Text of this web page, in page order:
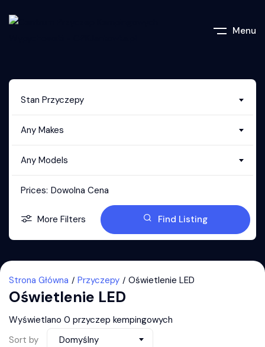
Menu
Stan Przyczepy
Any Makes
Any Models
Prices: Dowolna Cena
More Filters Find Listing
Strona Główna Przyczepy Oświetlenie LED
Oświetlenie LED
Wyświetlano 0 przyczep kempingowych
Sort by
Domyślny